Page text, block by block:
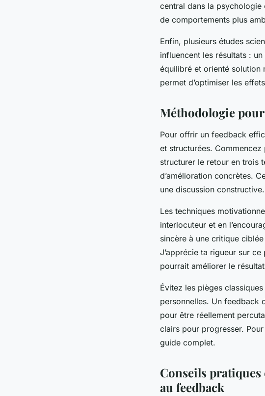
central dans la psychologie
de comportements plus
Enfin, plusieurs études
influencent les résultats :
équilibré et orienté solution
permet d’optimiser les
Méthodologie
Pour offrir un feedback
et structurées.
structurer le retour en trois
d’amélioration concrètes.
une discussion constructive.
Les techniques
interlocuteur et en
sincère à une critique
J’apprécie ta rigueur sur
pourrait améliorer le
Évitez les pièges
personnelles. Un feedback
pour être réellement
clairs pour progresser.
guide complet.
Conseils
au feedback